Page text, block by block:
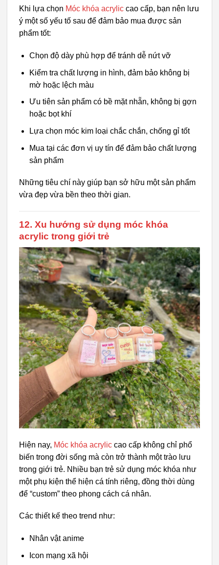
Khi lựa chọn Móc khóa acrylic cao cấp, bạn nên lưu
ý một số yếu tố sau để đảm bảo mua được sản
phẩm tốt:
Chọn độ dày phù hợp để tránh dễ nứt vỡ
Kiểm tra chất lượng in hình, đảm bảo không bị
mờ hoặc lệch màu
Ưu tiên sản phẩm có bề mặt nhẵn, không bị gợn
hoặc bọt khí
Lựa chọn móc kim loại chắc chắn, chống gỉ tốt
Mua tại các đơn vị uy tín để đảm bảo chất lượng
sản phẩm
Những tiêu chí này giúp bạn sở hữu một sản phẩm
vừa đẹp vừa bền theo thời gian.
12. Xu hướng sử dụng móc khóa
acrylic trong giới trẻ
Hiện nay, Móc khóa acrylic cao cấp không chỉ phổ
biến trong đời sống mà còn trở thành một trào lưu
trong giới trẻ. Nhiều bạn trẻ sử dụng móc khóa như
một phụ kiện thể hiện cá tính riêng, đồng thời dùng
để “custom” theo phong cách cá nhân.
Các thiết kế theo trend như:
Nhân vật anime
Icon mạng xã hội